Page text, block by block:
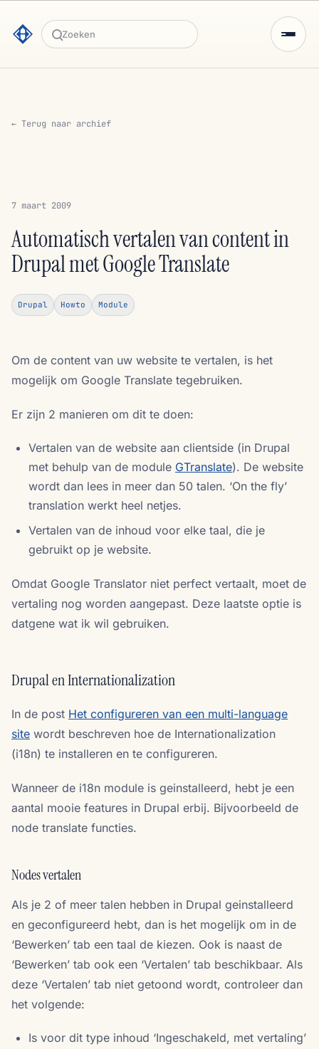
Zoeken
← Terug naar archief
7 maart 2009
Automatisch vertalen van content in
Drupal met Google Translate
Drupal Howto Module
Om de content van uw website te vertalen, is het
mogelijk om Google Translate tegebruiken.
Er zijn 2 manieren om dit te doen:
Vertalen van de website aan clientside (in Drupal
met behulp van de module GTranslate). De website
wordt dan lees in meer dan 50 talen. ‘On the fly’
translation werkt heel netjes.
Vertalen van de inhoud voor elke taal, die je
gebruikt op je website.
Omdat Google Translator niet perfect vertaalt, moet de
vertaling nog worden aangepast. Deze laatste optie is
datgene wat ik wil gebruiken.
Drupal en Internationalization
In de post Het configureren van een multi-language
site wordt beschreven hoe de Internationalization
(i18n) te installeren en te configureren.
Wanneer de i18n module is geinstalleerd, hebt je een
aantal mooie features in Drupal erbij. Bijvoorbeeld de
node translate functies.
Nodes vertalen
Als je 2 of meer talen hebben in Drupal geinstalleerd
en geconfigureerd hebt, dan is het mogelijk om in de
‘Bewerken’ tab een taal de kiezen. Ook is naast de
‘Bewerken’ tab ook een ‘Vertalen’ tab beschikbaar. Als
deze ‘Vertalen’ tab niet getoond wordt, controleer dan
het volgende:
Is voor dit type inhoud ‘Ingeschakeld, met vertaling’